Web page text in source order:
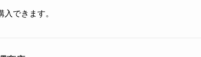
できます。